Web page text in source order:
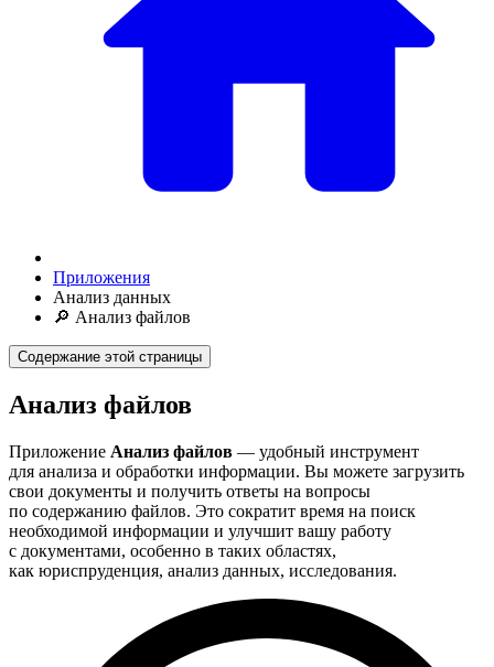
Приложения
Анализ данных
🔎 Анализ файлов
Содержание этой страницы
Анализ файлов
Приложение Анализ файлов — удобный инструмент
для анализа и обработки информации. Вы можете загрузить
свои документы и получить ответы на вопросы
по содержанию файлов. Это сократит время на поиск
необходимой информации и улучшит вашу работу
с документами, особенно в таких областях,
как юриспруденция, анализ данных, исследования.